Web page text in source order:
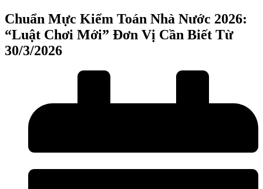
Chuẩn Mực Kiểm Toán Nhà Nước 2026:
“Luật Chơi Mới” Đơn Vị Cần Biết Từ
30/3/2026